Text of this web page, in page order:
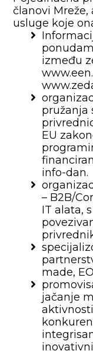
članovi
usluge koje
između
pružanja
EU
info-dan.
– B2B/
IT alata,
made,
jačanje